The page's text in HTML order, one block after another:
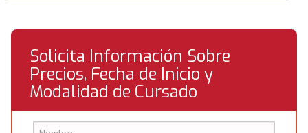
Solicita Información Sobre
Precios, Fecha de Inicio y
Modalidad de Cursado